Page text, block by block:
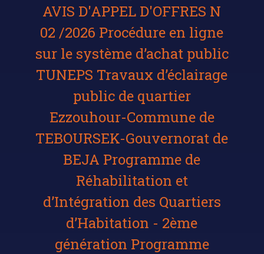
AVIS D'APPEL D'OFFRES N
02 /2026 Procédure en ligne
sur le système d’achat public
TUNEPS Travaux d’éclairage
public de quartier
Ezzouhour-Commune de
TEBOURSEK-Gouvernorat de
BEJA Programme de
Réhabilitation et
d’Intégration des Quartiers
d’Habitation - 2ème
génération Programme